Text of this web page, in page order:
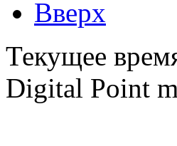
Вверх
Текущее
Digital Point